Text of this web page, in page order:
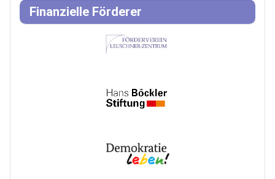
Finanzielle Förderer